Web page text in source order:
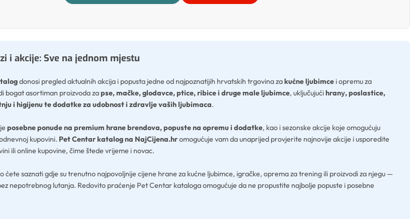
i akcije: Sve na jednom mjestu
donosi pregled aktualnih akcija i popusta jedne od najpoznatijih hrvatskih trgovina zakućne ljubimce i opremu za
bogat asortiman proizvoda zapse, mačke, glodavce, ptice, ribice i druge male ljubimce, uključujućihranу, poslastice,
i higijenu te dodatke za udobnost i zdravlje vaših ljubimaca.
posebne ponude na premium hrane brendova, popuste na opremu i dodatke, kao i sezonske akcije koje omogućuju
kupovini. Pet Centar katalog na NajCijena.hromogućuje vam da unaprijed provjerite najnovije akcije i usporedite
ili online kupovine, čime štede vrijeme i novac.
ćete saznati gdje su trenutno najpovoljnije cijene hrane za kućne ljubimce, igračke, oprema za trening ili proizvodi za njegu —
nepotrebnog lutanja. Redovito praćenje Pet Centar kataloga omogućuje da ne propustite najbolje popuste i posebne